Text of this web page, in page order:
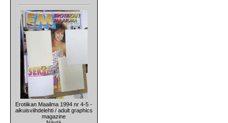
Erotiikan Maailma 1994 nr 4-5 -
aikuisviihdelehti / adult graphics
magazine